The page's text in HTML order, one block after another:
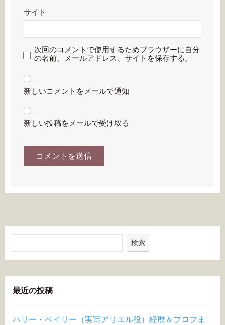
サイト
次回のコメントで使用するためブラウザーに自分
の名前、メールアドレス、サイトを保存する。
新しいコメントをメールで通知
新しい投稿をメールで受け取る
検索
最近の投稿
ハリー・ベイリー（実写アリエル役）経歴＆プロフま